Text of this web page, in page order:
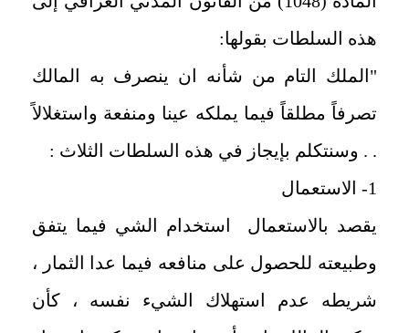
هذه السلطات بقولها:
"الملك التام من شأنه ان ينصرف به المالك
تصرفاً مطلقاً فيما يملكه عينا ومنفعة واستغلالاً
. . وسنتكلم بإيجاز في هذه السلطات الثلاث :
1- الاستعمال
يقصد بالاستعمال استخدام الشي فيما يتفق
وطبيعته للحصول على منافعه فيما عدا الثمار ،
شريطه عدم استهلاك الشيء نفسه ، كأن